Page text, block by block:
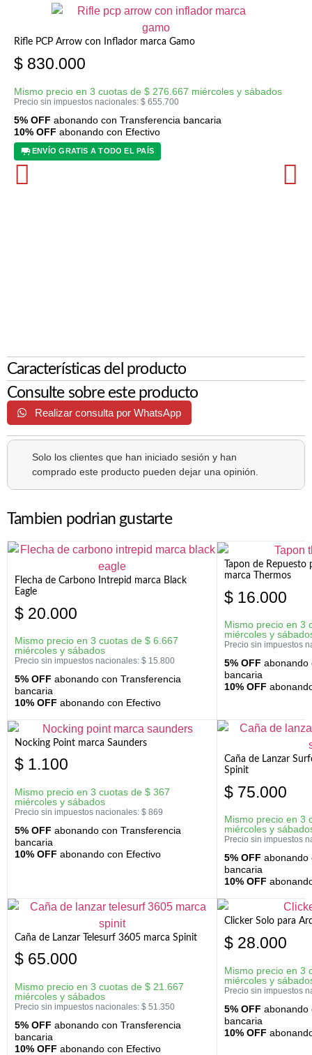
Rifle PCP Arrow con Inflador marca Gamo
$ 830.000
Mismo precio en 3 cuotas de $ 276.667 miércoles y sábados
Precio sin impuestos nacionales: $ 655.700
5% OFF abonando con Transferencia bancaria
10% OFF abonando con Efectivo
ENVÍO GRATIS A TODO EL PAÍS
Características del producto
Consulte sobre este producto
Realizar consulta por WhatsApp
Solo los clientes que han iniciado sesión y han
comprado este producto pueden dejar una opinión.
Tambien podrian gustarte
Flecha de Carbono Intrepid marca Black
Eagle
$ 20.000
Mismo precio en 3 cuotas de $ 6.667
miércoles y sábados
Precio sin impuestos nacionales: $ 15.800
5% OFF abonando con Transferencia
bancaria
10% OFF abonando con Efectivo
Tapon de Repuesto
marca Thermos
$ 16.000
Mismo precio en 3
miércoles y
Precio sin impuestos
5% OFF abonando
bancaria
10% OFF
Nocking Point marca Saunders
$ 1.100
Mismo precio en 3 cuotas de $ 367
miércoles y sábados
Precio sin impuestos nacionales: $ 869
5% OFF abonando con Transferencia
bancaria
10% OFF abonando con Efectivo
Caña de Lanzar
Spinit
$ 75.000
Mismo precio en 3
miércoles y
Precio sin impuestos
5% OFF abonando
bancaria
10% OFF
Caña de Lanzar Telesurf 3605 marca Spinit
$ 65.000
Mismo precio en 3 cuotas de $ 21.667
miércoles y sábados
Precio sin impuestos nacionales: $ 51.350
5% OFF abonando con Transferencia
bancaria
10% OFF abonando con Efectivo
Clicker Solo para
$ 28.000
Mismo precio en 3
miércoles y
Precio sin impuestos
5% OFF abonando
bancaria
10% OFF